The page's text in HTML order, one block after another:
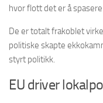
hvor flott det er å
De er totalt frakoblet
politiske skapte
styrt politikk.
EU driver